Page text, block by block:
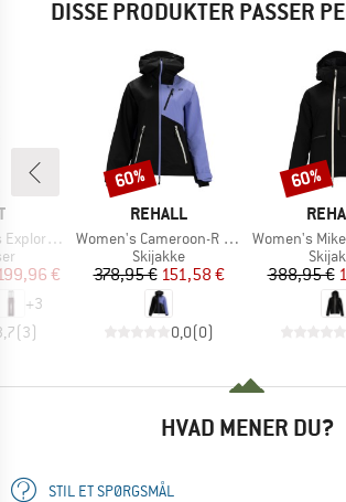
DISSE PRODUKTER PASSER
3L
pris
€
+3
(3)
MÆRKE
REHALL
Artikel
Women's Cameroon-R DXR Snow Jacket
Produktgruppe
Skijakke
Pris
378,95 €Nedsat pris
151,58 €
0,0(0)
Rabat
60%
Artikel
Women's Mikeno-R
388,95 €
Rabat
60%
HVAD MENER DU?
STIL ET SPØRGSMÅL